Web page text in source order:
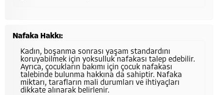
Nafaka Hakkı:
Kadın, boşanma sonrası yaşam standardını
koruyabilmek için yoksulluk nafakası talep edebilir.
Ayrıca, çocukların bakımı için çocuk nafakası
talebinde bulunma hakkına da sahiptir. Nafaka
miktarı, tarafların mali durumları ve ihtiyaçları
dikkate alınarak belirlenir.